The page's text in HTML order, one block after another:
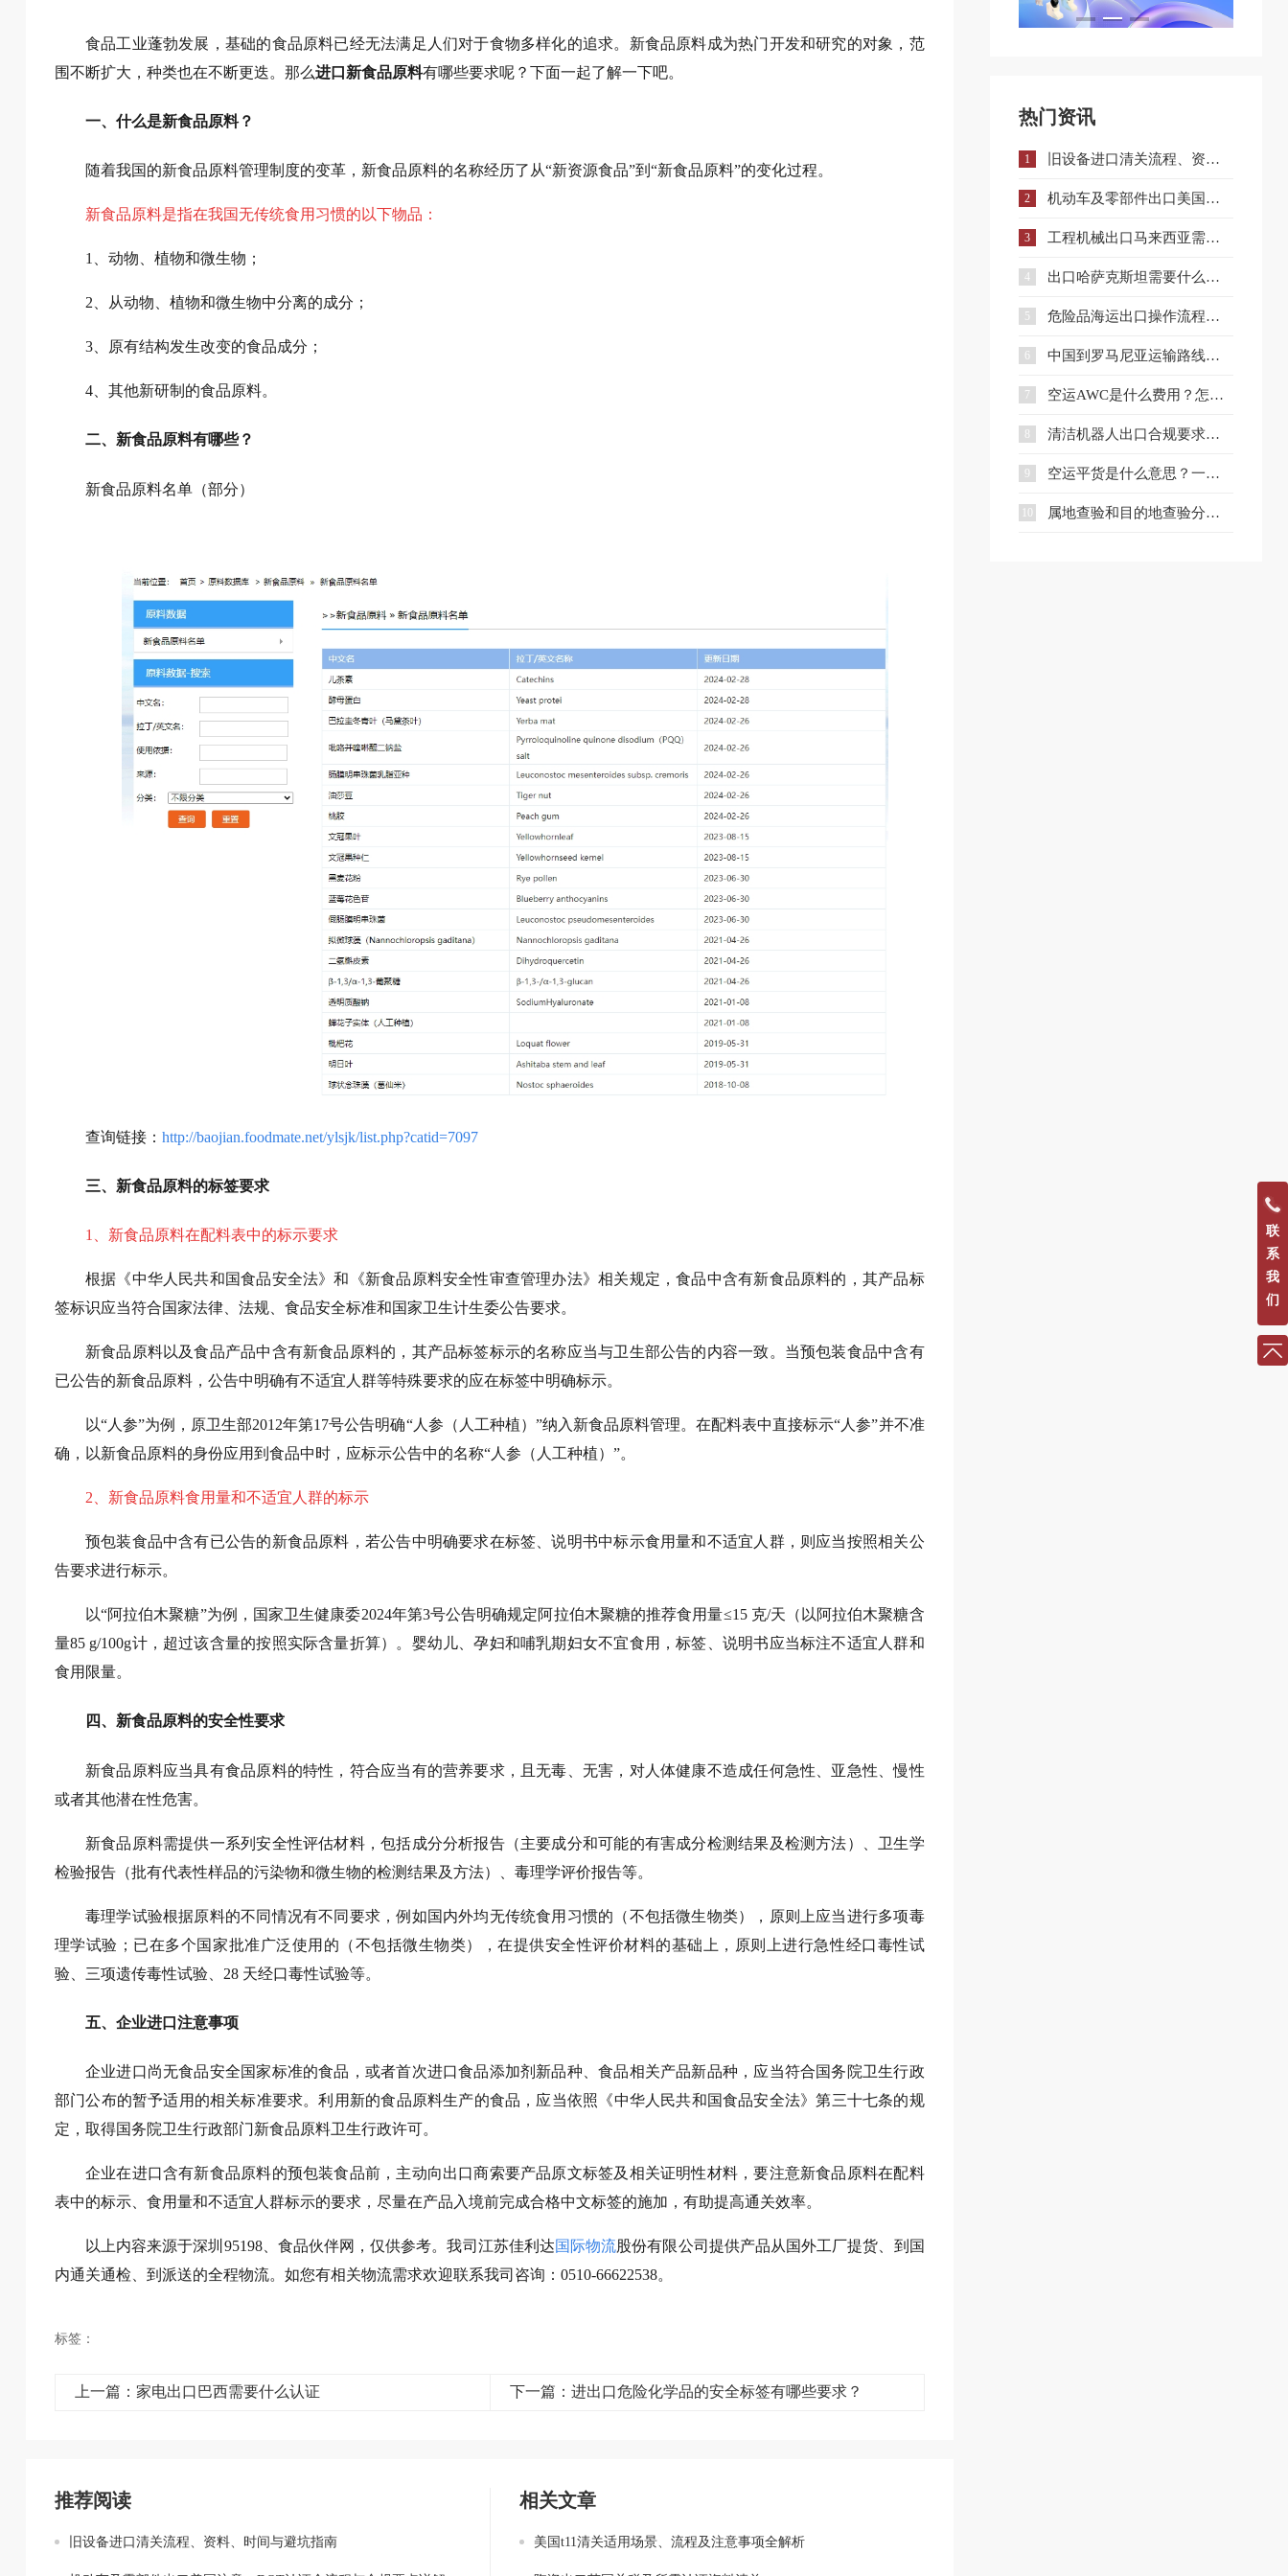
食品工业蓬勃发展，基础的食品原料已经无法满足人们对于食物多样化的追求。新食品原料成为热门开发和研究的对象，范
围不断扩大，种类也在不断更迭。那么进口新食品原料有哪些要求呢？下面一起了解一下吧。
一、什么是新食品原料？
随着我国的新食品原料管理制度的变革，新食品原料的名称经历了从“新资源食品”到“新食品原料”的变化过程。
新食品原料是指在我国无传统食用习惯的以下物品：
1、动物、植物和微生物；
2、从动物、植物和微生物中分离的成分；
3、原有结构发生改变的食品成分；
4、其他新研制的食品原料。
二、新食品原料有哪些？
新食品原料名单（部分）
查询链接： http://baojian.foodmate.net/ylsjk/list.php?catid=7097
三、新食品原料的标签要求
1、新食品原料在配料表中的标示要求
根据《中华人民共和国食品安全法》和《新食品原料安全性审查管理办法》相关规定，食品中含有新食品原料的，其产品标
签标识应当符合国家法律、法规、食品安全标准和国家卫生计生委公告要求。
新食品原料以及食品产品中含有新食品原料的，其产品标签标示的名称应当与卫生部公告的内容一致。当预包装食品中含有
已公告的新食品原料，公告中明确有不适宜人群等特殊要求的应在标签中明确标示。
以“人参”为例，原卫生部2012年第17号公告明确“人参（人工种植）”纳入新食品原料管理。在配料表中直接标示“人参”并不准
确，以新食品原料的身份应用到食品中时，应标示公告中的名称“人参（人工种植）”。
2、新食品原料食用量和不适宜人群的标示
预包装食品中含有已公告的新食品原料，若公告中明确要求在标签、说明书中标示食用量和不适宜人群，则应当按照相关公
告要求进行标示。
以“阿拉伯木聚糖”为例，国家卫生健康委2024年第3号公告明确规定阿拉伯木聚糖的推荐食用量≤15 克/天（以阿拉伯木聚糖含
量85 g/100g计，超过该含量的按照实际含量折算）。婴幼儿、孕妇和哺乳期妇女不宜食用，标签、说明书应当标注不适宜人群和
食用限量。
四、新食品原料的安全性要求
新食品原料应当具有食品原料的特性，符合应当有的营养要求，且无毒、无害，对人体健康不造成任何急性、亚急性、慢性
或者其他潜在性危害。
新食品原料需提供一系列安全性评估材料，包括成分分析报告（主要成分和可能的有害成分检测结果及检测方法）、卫生学
检验报告（批有代表性样品的污染物和微生物的检测结果及方法）、毒理学评价报告等。
毒理学试验根据原料的不同情况有不同要求，例如国内外均无传统食用习惯的（不包括微生物类），原则上应当进行多项毒
理学试验；已在多个国家批准广泛使用的（不包括微生物类），在提供安全性评价材料的基础上，原则上进行急性经口毒性试
验、三项遗传毒性试验、28 天经口毒性试验等。
五、企业进口注意事项
企业进口尚无食品安全国家标准的食品，或者首次进口食品添加剂新品种、食品相关产品新品种，应当符合国务院卫生行政
部门公布的暂予适用的相关标准要求。利用新的食品原料生产的食品，应当依照《中华人民共和国食品安全法》第三十七条的规
定，取得国务院卫生行政部门新食品原料卫生行政许可。
企业在进口含有新食品原料的预包装食品前，主动向出口商索要产品原文标签及相关证明性材料，要注意新食品原料在配料
表中的标示、食用量和不适宜人群标示的要求，尽量在产品入境前完成合格中文标签的施加，有助提高通关效率。
以上内容来源于深圳95198、食品伙伴网，仅供参考。我司江苏佳利达国际物流股份有限公司提供产品从国外工厂提货、到国
内通关通检、到派送的全程物流。如您有相关物流需求欢迎联系我司咨询：0510-66622538。
标签：
上一篇：家电出口巴西需要什么认证 下一篇：进出口危险化学品的安全标签有哪些要求？
推荐阅读
旧设备进口清关流程、资料、时间与避坑指南
相关文章
美国t11清关适用场景、流程及注意事项全解析
热门资讯
1 旧设备进口清关流程、资料、时间与避坑指南
2 机动车及零部件出口美国注意：DOT认证全流程与合规要点详解
3 工程机械出口马来西亚需要什么手续和证件？
4 出口哈萨克斯坦需要什么认证？一文详解核心准入要求
5 危险品海运出口操作流程与注意事项全解析
6 中国到罗马尼亚运输路线详解与企业选择策略
7 空运AWC是什么费用？怎么收？和AWA有什么区别？
8 清洁机器人出口合规要求、流程与注意事项全解析
9 空运平货是什么意思？一文讲清计费规则及与重货、泡货的区别
10 属地查验和目的地查验分别是什么？一文看懂两者区别
联
系
我
们